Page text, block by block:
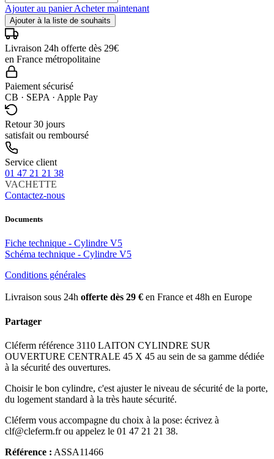
Ajouter au panierAcheter maintenant
Ajouter à la liste de souhaits
Livraison 24h offerte dès 29€
en France métropolitaine
Paiement sécurisé
CB · SEPA · Apple Pay
Retour 30 jours
satisfait ou remboursé
Service client
01 47 21 21 38
VACHETTE
Contactez-nous
Documents
Fiche technique - Cylindre V5
Schéma technique - Cylindre V5
Conditions générales
Livraison sous 24h offerte dès 29 € en France et 48h en Europe
Partager
Cléferm référence 3110 LAITON CYLINDRE SUR
OUVERTURE CENTRALE 45 X 45 au sein de sa gamme dédiée
à la sécurité des ouvertures.
Choisir le bon cylindre, c'est ajuster le niveau de sécurité de la porte,
du logement standard à la très haute sécurité.
Cléferm vous accompagne du choix à la pose: écrivez à
clf@cleferm.fr ou appelez le 01 47 21 21 38.
Référence : ASSA11466